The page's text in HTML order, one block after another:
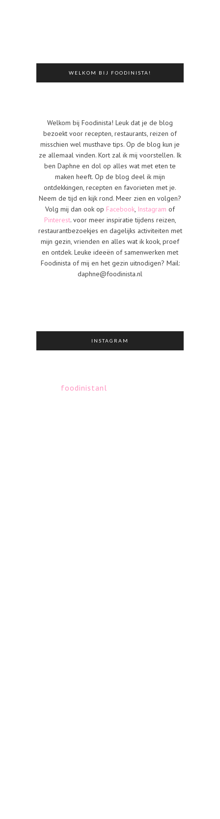
WELKOM BIJ FOODINISTA!
Welkom bij Foodinista! Leuk dat je de blog
bezoekt voor recepten, restaurants, reizen of
misschien wel musthave tips. Op de blog kun je
ze allemaal vinden. Kort zal ik mij voorstellen. Ik
ben Daphne en dol op alles wat met eten te
maken heeft. Op de blog deel ik mijn
ontdekkingen, recepten en favorieten met je.
Neem de tijd en kijk rond. Meer zien en volgen?
Volg mij dan ook op Facebook, Instagram of
Pinterest. voor meer inspiratie tijdens reizen,
restaurantbezoekjes en dagelijks activiteiten met
mijn gezin, vrienden en alles wat ik kook, proef
en ontdek. Leuke ideeën of samenwerken met
Foodinista of mij en het gezin uitnodigen? Mail:
daphne@foodinista.nl
INSTAGRAM
foodinistanl